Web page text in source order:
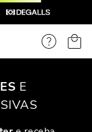
"tenis-lona-
"